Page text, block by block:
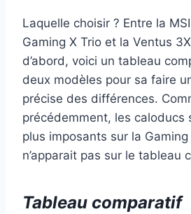
Laquelle choisir ? Entre la
Gaming X Trio et la Ventus
d’abord, voici un tableau
deux modèles pour sa faire
précise des différences.
précédemment, les caloducs
plus imposants sur la
n’apparait pas sur le tableau
Tableau comparatif